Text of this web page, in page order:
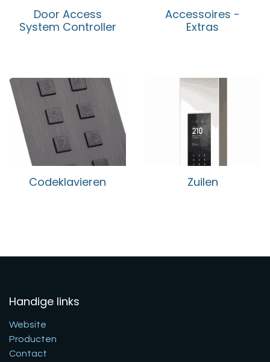
Door Access
System Controller
Accessoires -
Extras
Codeklavieren Zuilen
Handige links
Website
Producten
Contact